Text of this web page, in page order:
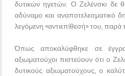
δυτικών ηγετών. Ο Ζελένσκι δε
αδύναμο και αναποτελεσματικό
λεγόμενη «αντιεπίθεσή» του,
Όπως αποκαλύφθηκε σε
αξιωματούχοι πιστεύουν ότι ο
δυτικούς αξιωματούχους, ο